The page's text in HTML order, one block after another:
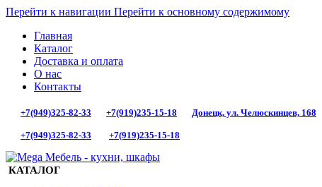
Перейти к навигации Перейти к основному содержимому
Главная
Каталог
Доставка и оплата
О нас
Контакты
+7(949)325-82-33 +7(919)235-15-18 Донецк, ул. Челюскинцев, 168
+7(949)325-82-33 +7(919)235-15-18
КАТАЛОГ